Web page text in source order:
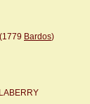
(1779 Bardos)